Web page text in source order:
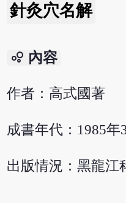
針灸穴名解
bubble_chart 內容
作者：高式國著
成書年代：1985年
出版情況：黑龍江